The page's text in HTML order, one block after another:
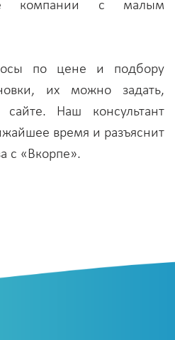
компании с малым
по цене и подбору
их можно задать,
Наш консультант
время и разъяснит
с «Вкорпе».